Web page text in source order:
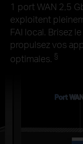
1 port WAN 2,5
exploitent
FAI local. Brisez
propulsez vos
optimales. §
Port